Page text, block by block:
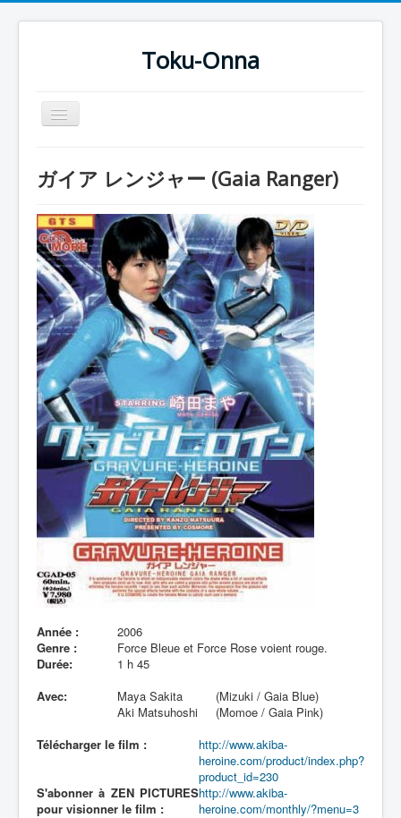
Toku-Onna
Basculer
la
Toku-Actrices
Toku-Critiques
Séries
Films
COSAA
Dessins
Artiste Asperger
Lexique
ガイア レンジャー (Gaia Ranger)
Année :
2006
Genre :
Force Bleue et Force Rose voient rouge.
Durée:
1 h 45
Avec:
Maya Sakita
(Mizuki / Gaia Blue)
Aki Matsuhoshi
(Momoe / Gaia Pink)
Télécharger le film :
http://www.akiba-
heroine.com/product/index.php?
product_id=230
S'abonner à ZEN PICTURES
pour visionner le film :
http://www.akiba-
heroine.com/monthly/?menu=3